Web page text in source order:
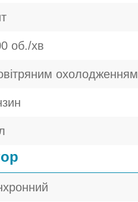
об./хв
охолодженням